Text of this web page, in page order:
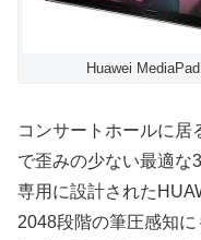
Huawei
コンサートホールに居
で歪みの少ない最適な
専用に設計された
2048段階の筆圧感知に